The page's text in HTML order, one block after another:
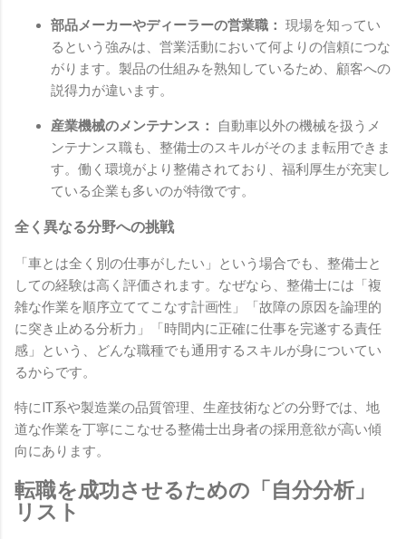
部品メーカーやディーラーの営業職： 現場を知ってい
るという強みは、営業活動において何よりの信頼につな
がります。製品の仕組みを熟知しているため、顧客への
説得力が違います。
産業機械のメンテナンス：
自動車以外の機械を扱うメ
ンテナンス職も、整備士のスキルがそのまま転用できま
す。働く環境がより整備されており、福利厚生が充実し
ている企業も多いのが特徴です。
全く異なる分野への挑戦
「車とは全く別の仕事がしたい」という場合でも、整備士と
しての経験は高く評価されます。なぜなら、整備士には「複
雑な作業を順序立ててこなす計画性」「故障の原因を論理的
に突き止める分析力」「時間内に正確に仕事を完遂する責任
感」という、どんな職種でも通用するスキルが身についてい
るからです。
特にIT系や製造業の品質管理、生産技術などの分野では、地
道な作業を丁寧にこなせる整備士出身者の採用意欲が高い傾
向にあります。
転職を成功させるための「自分分析」
リスト